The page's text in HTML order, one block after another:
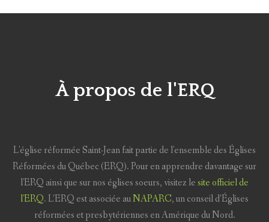
À propos de l'ERQ
L'église réformée Saint-Jean fait partie de l'ensemble des Églises
Réformées du Québec (ERQ). Pour en apprendre davantage sur
l'ERQ ainsi que sur nos églises soeurs, visitez lesite officiel de
l'ERQ. L’ERQ est associée auNAPARC, un conseil d’Églises
réformées et presbytériennes en Amérique du Nord.